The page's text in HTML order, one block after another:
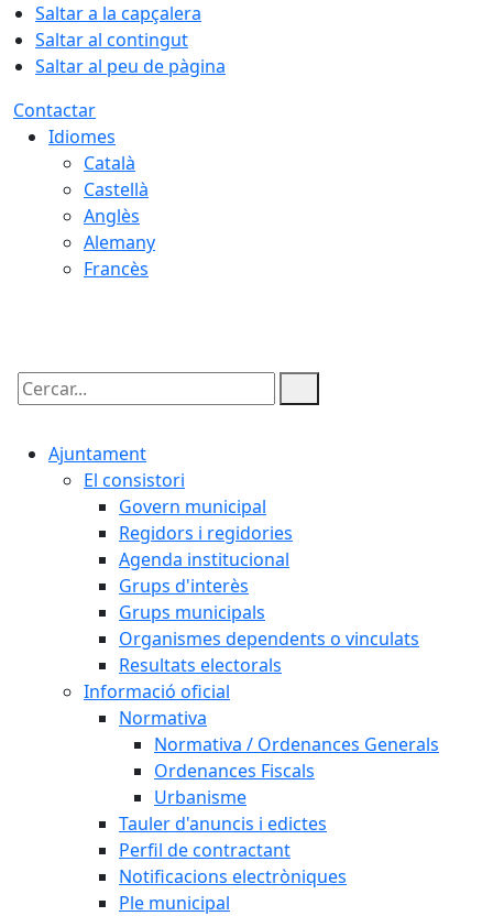
Saltar a la capçalera
Saltar al contingut
Saltar al peu de pàgina
Contactar
Idiomes
Català
Castellà
Anglès
Alemany
Francès
Cercar:
Ajuntament
El consistori
Govern municipal
Regidors i regidories
Agenda institucional
Grups d'interès
Grups municipals
Organismes dependents o vinculats
Resultats electorals
Informació oficial
Normativa
Normativa / Ordenances Generals
Ordenances Fiscals
Urbanisme
Tauler d'anuncis i edictes
Perfil de contractant
Notificacions electròniques
Ple municipal